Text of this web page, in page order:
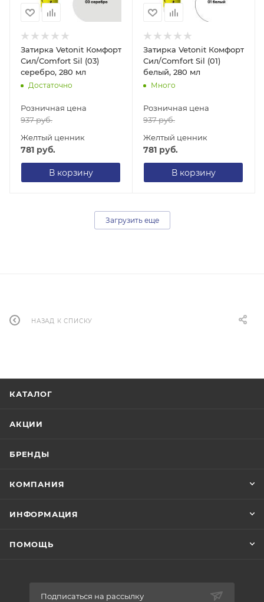
Затирка Vetonit Комфорт
Сил/Comfort Sil (03)
серебро, 280 мл
Достаточно
Розничная цена
937руб.
Желтый ценник
781 руб.
В корзину
Затирка Vetonit Комфорт
Сил/Comfort Sil (01)
белый, 280 мл
Много
Розничная цена
937руб.
Желтый ценник
781 руб.
В корзину
Загрузить еще
НАЗАД К СПИСКУ
КАТАЛОГ
АКЦИИ
БРЕНДЫ
КОМПАНИЯ
ИНФОРМАЦИЯ
ПОМОЩЬ
Подписаться на рассылку